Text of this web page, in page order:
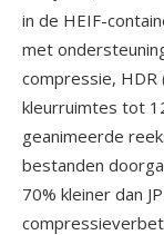
in de HEIF-
met
compressie, HDR
kleurruimtes tot
geanimeerde
bestanden
70% kleiner dan